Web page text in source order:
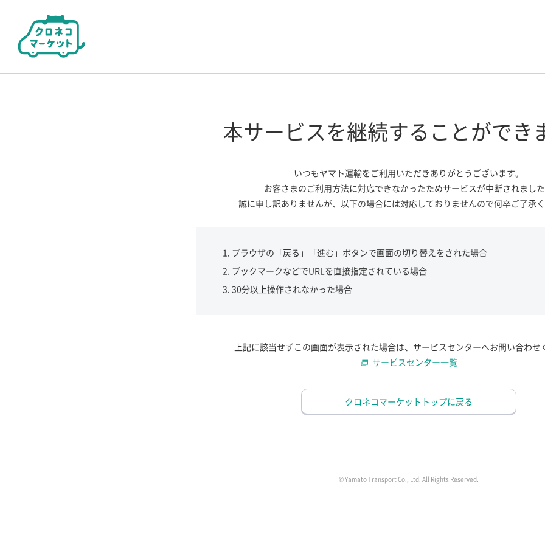
本サービスを継続する ことができ
いつもヤマト運輸をご利用いただきありがとうございます。
お客さまのご利用方法に対応できなかったためサービスが中断されました
誠に申し訳ありませんが、 以下の場合には対応しておりませんので何卒ご了承く
ブラウザの「戻る」「進む」ボタンで画面の切り替えをされた場合
ブックマークなどでURLを直接指定されている場合
30分以上操作されなかった場合
上記に該当せずこの画面が表示された場合は、サービスセンターへお問い合わせ
サービスセンター一覧
クロネコマーケットトップに戻る
© Yamato Transport Co., Ltd. All Rights Reserved.